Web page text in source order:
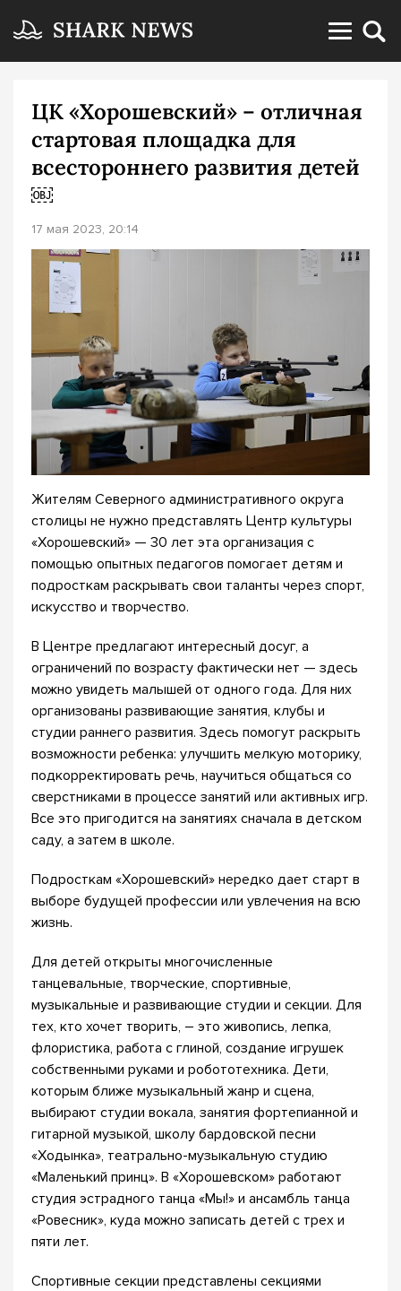
ЦК «Хорошевский» – отличная
стартовая площадка для
всестороннего развития детей
￼
17 мая 2023, 20:14
Жителям Северного административного округа
столицы не нужно представлять Центр культуры
«Хорошевский» — 30 лет эта организация с
помощью опытных педагогов помогает детям и
подросткам раскрывать свои таланты через спорт,
искусство и творчество.
В Центре предлагают интересный досуг, а
ограничений по возрасту фактически нет — здесь
можно увидеть малышей от одного года. Для них
организованы развивающие занятия, клубы и
студии раннего развития. Здесь помогут раскрыть
возможности ребенка: улучшить мелкую моторику,
подкорректировать речь, научиться общаться со
сверстниками в процессе занятий или активных игр.
Все это пригодится на занятиях сначала в детском
саду, а затем в школе.
Подросткам «Хорошевский» нередко дает старт в
выборе будущей профессии или увлечения на всю
жизнь.
Для детей открыты многочисленные
танцевальные, творческие, спортивные,
музыкальные и развивающие студии и секции. Для
тех, кто хочет творить, – это живопись, лепка,
флористика, работа с глиной, создание игрушек
собственными руками и робототехника. Дети,
которым ближе музыкальный жанр и сцена,
выбирают студии вокала, занятия фортепианной и
гитарной музыкой, школу бардовской песни
«Ходынка», театрально-музыкальную студию
«Маленький принц». В «Хорошевском» работают
студия эстрадного танца «Мы!» и ансамбль танца
«Ровесник», куда можно записать детей с трех и
пяти лет.
Спортивные секции представлены секциями